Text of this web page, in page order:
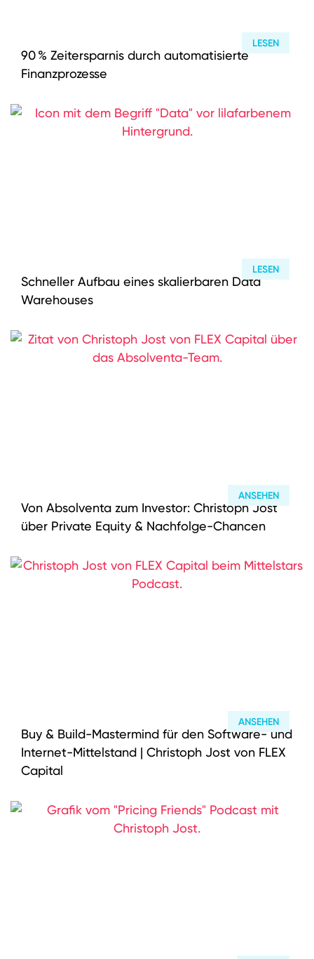
LESEN
90 % Zeitersparnis durch automatisierte
Finanzprozesse
LESEN
Schneller Aufbau eines skalierbaren Data
Warehouses
ANSEHEN
Von Absolventa zum Investor: Christoph Jost
über Private Equity & Nachfolge-Chancen
ANSEHEN
Buy & Build-Mastermind für den Software- und
Internet-Mittelstand | Christoph Jost von FLEX
Capital